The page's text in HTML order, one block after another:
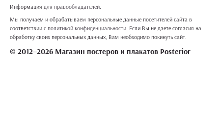
Информация для правообладателей.
Мы получаем и обрабатываем персональные данные посетителей сайта в
соответствии с политикой конфиденциальности. Если Вы не даете согласия на
обработку своих персональных данных, Вам необходимо покинуть сайт.
© 2012–2026 Магазин постеров и плакатов Posterior